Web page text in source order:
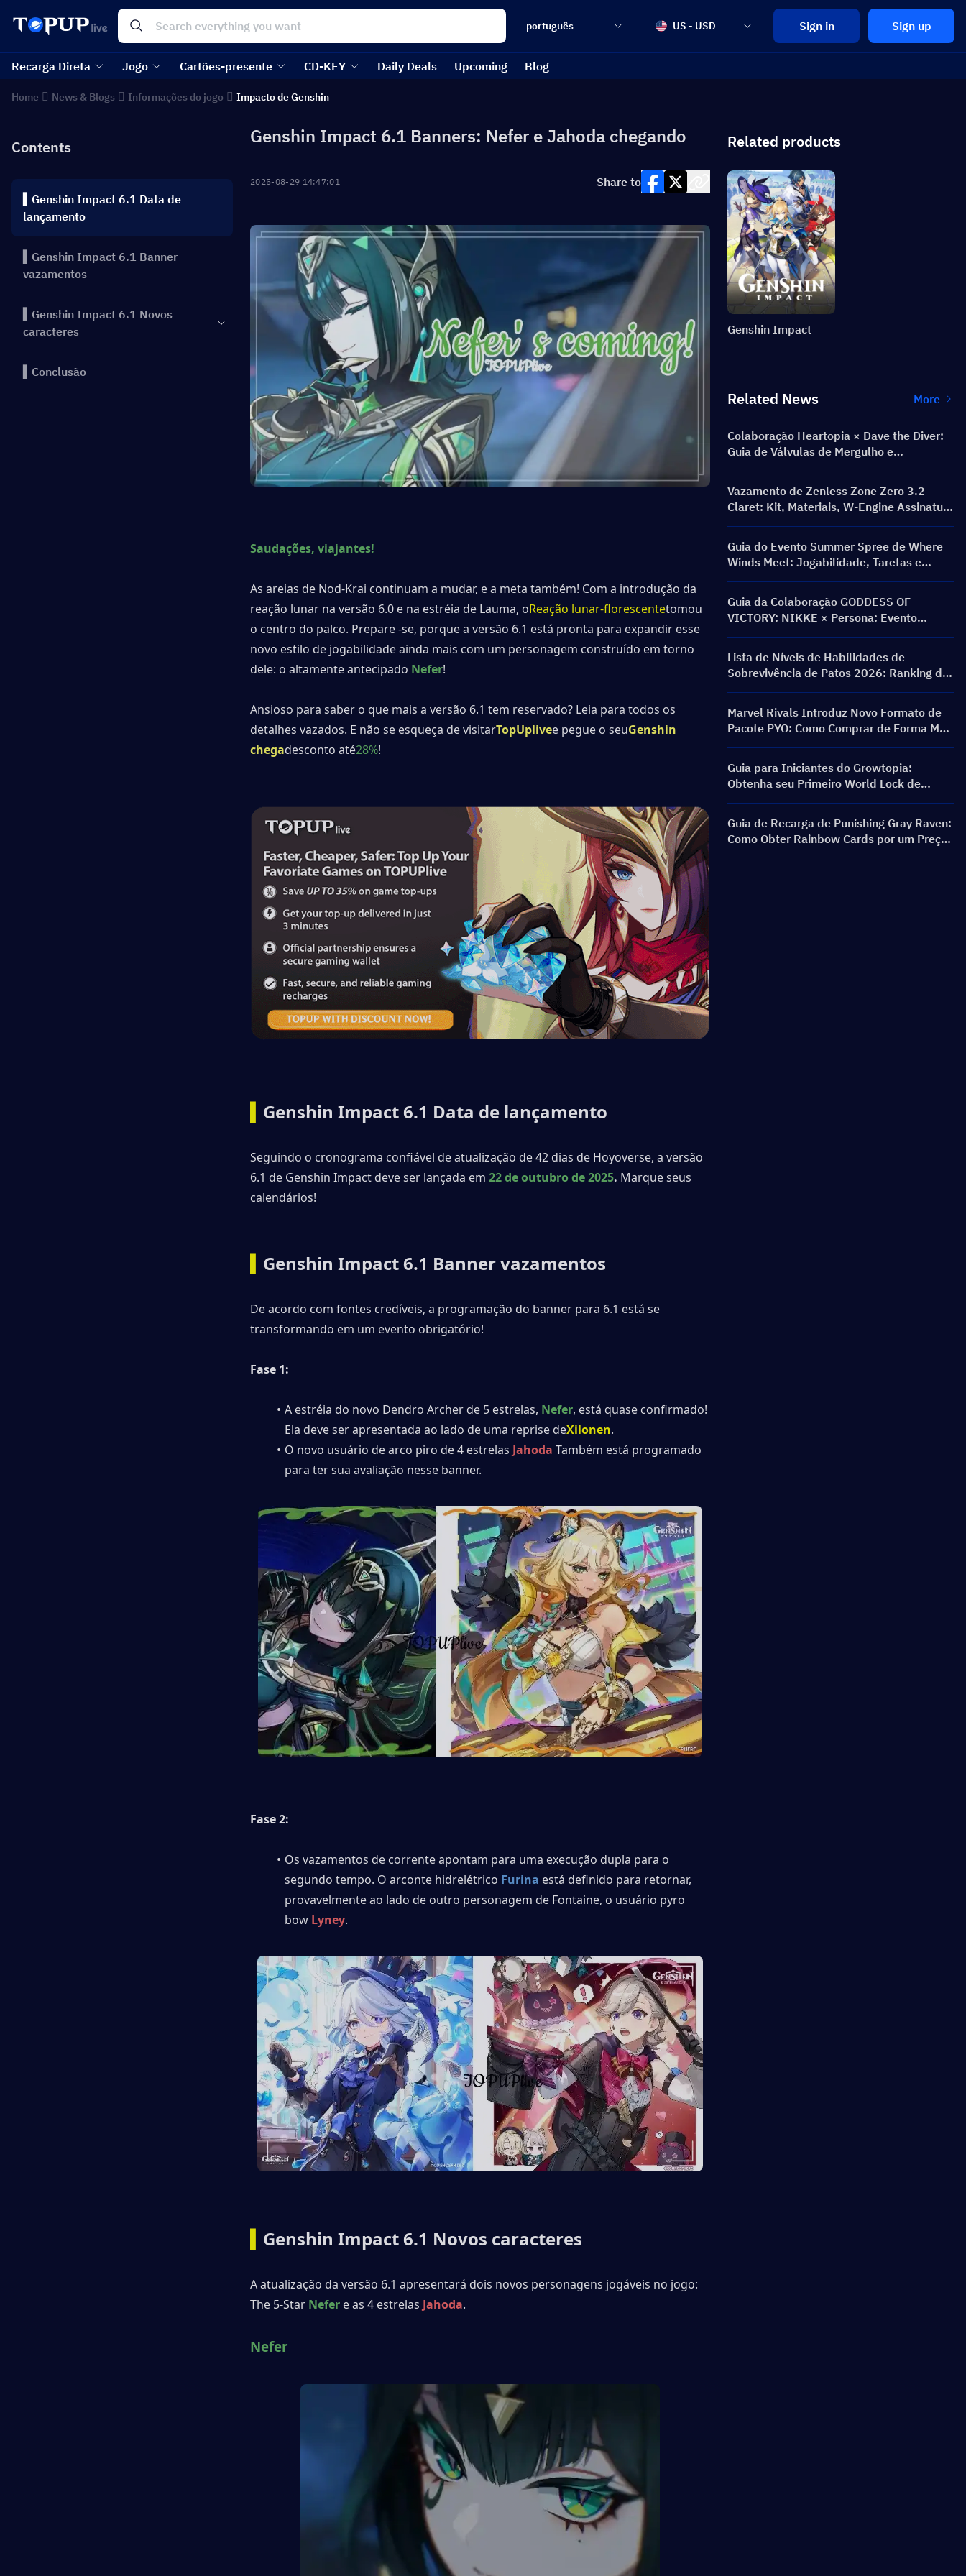
português US - USD Sign in Sign up
Recarga Direta Jogo Cartões-presente CD-KEY Daily Deals Upcoming Blog
Home News & Blogs Informações do jogo Impacto de Genshin
Contents
▍Genshin Impact 6.1 Data de
lançamento
▍Genshin Impact 6.1 Banner
vazamentos
▍Genshin Impact 6.1 Novos
caracteres
▍Conclusão
Genshin Impact 6.1 Banners: Nefer e Jahoda chegando
2025-08-29 14:47:01 Share to
Saudações, viajantes!
As areias de Nod-Krai continuam a mudar, e a meta também! Com a introdução da
reação lunar na versão 6.0 e na estréia de Lauma, oReação lunar-florescentetomou
o centro do palco. Prepare -se, porque a versão 6.1 está pronta para expandir esse
novo estilo de jogabilidade ainda mais com um personagem construído em torno
dele: o altamente antecipado Nefer!
Ansioso para saber o que mais a versão 6.1 tem reservado? Leia para todos os
detalhes vazados. E não se esqueça de visitarTopUplivee pegue o seuGenshin
chegadesconto até28%!
Genshin Impact 6.1 Data de lançamento
Seguindo o cronograma confiável de atualização de 42 dias de Hoyoverse, a versão
6.1 de Genshin Impact deve ser lançada em 22 de outubro de 2025. Marque seus
calendários!
Genshin Impact 6.1 Banner vazamentos
De acordo com fontes credíveis, a programação do banner para 6.1 está se
transformando em um evento obrigatório!
Fase 1:
A estréia do novo Dendro Archer de 5 estrelas, Nefer, está quase confirmado!
Ela deve ser apresentada ao lado de uma reprise deXilonen.
O novo usuário de arco piro de 4 estrelas Jahoda Também está programado
para ter sua avaliação nesse banner.
Fase 2:
Os vazamentos de corrente apontam para uma execução dupla para o
segundo tempo. O arconte hidrelétrico Furina está definido para retornar,
provavelmente ao lado de outro personagem de Fontaine, o usuário pyro
bow Lyney.
Genshin Impact 6.1 Novos caracteres
A atualização da versão 6.1 apresentará dois novos personagens jogáveis ​​no jogo:
The 5-Star Nefer e as 4 estrelas Jahoda.
Nefer
Related products
Genshin Impact
Related News More
Colaboração Heartopia × Dave the Diver:
Guia de Válvulas de Mergulho e
Recompensas
Vazamento de Zenless Zone Zero 3.2
Claret: Kit, Materiais, W-Engine Assinatura
e Mindscape Cinema
Guia do Evento Summer Spree de Where
Winds Meet: Jogabilidade, Tarefas e
Recompensas
Guia da Colaboração GODDESS OF
VICTORY: NIKKE × Persona: Evento
PERSONA ON FRONTLINE, Personagens,
Banners e Recompensas
Lista de Níveis de Habilidades de
Sobrevivência de Patos 2026: Ranking das
Melhores Habilidades e Guia de Build
Marvel Rivals Introduz Novo Formato de
Pacote PYO: Como Comprar de Forma Mais
Inteligente na Atualização da Loja da
Temporada 9.5
Guia para Iniciantes do Growtopia:
Obtenha seu Primeiro World Lock de
Forma Rápida e Segura
Guia de Recarga de Punishing Gray Raven:
Como Obter Rainbow Cards por um Preço